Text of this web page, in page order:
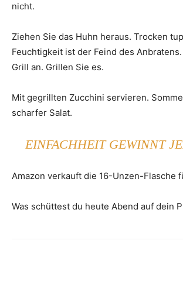
nicht.
Ziehen Sie das Huhn heraus. Trocken
Feuchtigkeit ist der Feind des
Grill an. Grillen Sie es.
Mit gegrillten Zucchini servieren.
scharfer Salat.
EINFACHHEIT GEWINNT
Amazon verkauft die 16-Unzen-Flasche
Was schüttest du heute Abend auf dein